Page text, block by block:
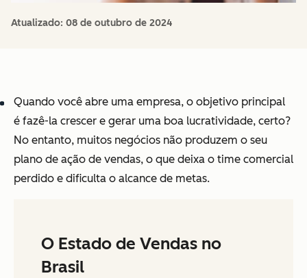
Atualizado: 08 de outubro de 2024
Quando você abre uma empresa, o objetivo principal
é fazê-la crescer e gerar uma boa lucratividade, certo?
No entanto, muitos negócios não produzem o seu
plano de ação de vendas, o que deixa o time comercial
perdido e dificulta o alcance de metas.
O Estado de Vendas no
Brasil